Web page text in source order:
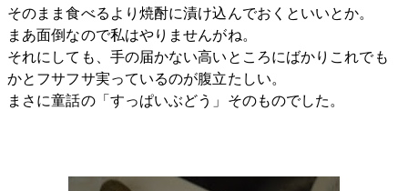
そのまま食べるより焼酎に漬け込んでおくといいとか。
まあ面倒なので私はやりませんがね。
それにしても、手の届かない高いところにばかりこれでも
かとフサフサ実っているのが腹立たしい。
まさに童話の「すっぱいぶどう」そのものでした。